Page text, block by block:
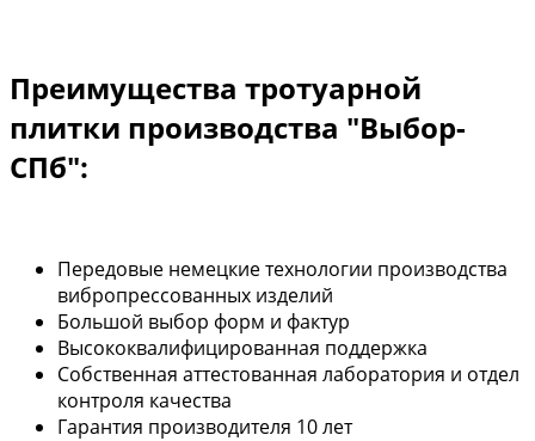
Преимущества тротуарной
плитки производства "Выбор-
СПб":
Передовые немецкие технологии производства
вибропрессованных изделий
Большой выбор форм и фактур
Высококвалифицированная поддержка
Собственная аттестованная лаборатория и отдел
контроля качества
Гарантия производителя 10 лет